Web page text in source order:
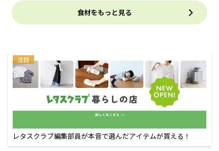
食材をもっと見る
注目
レタスクラブ編集部員が本音で選んだアイテムが買える！